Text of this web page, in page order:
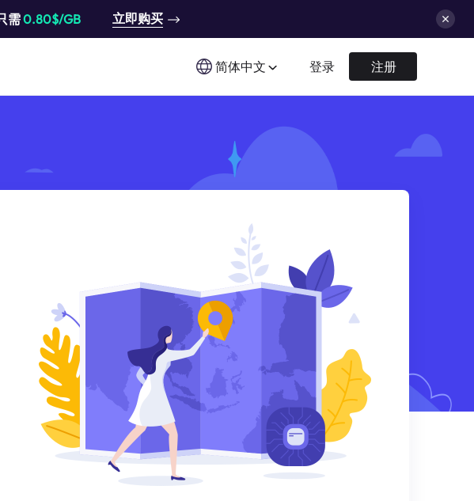
需0.80$/GB 立即购买
简体中文 登录 注册